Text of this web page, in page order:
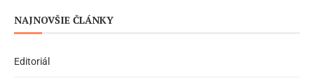
NAJNOVŠIE ČLÁNKY
Editoriál